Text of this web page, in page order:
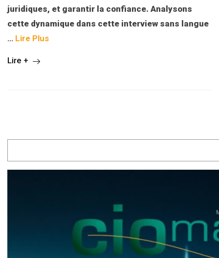
juridiques, et garantir la confiance. Analysons
cette dynamique dans cette interview sans langue
… Lire Plus
Lire +